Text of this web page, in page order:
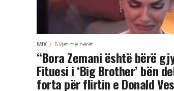
MIX 5 vjet më herët
“Bora Zemani është bërë
Fituesi i ‘Big Brother’ bën
forta për flirtin e Donald